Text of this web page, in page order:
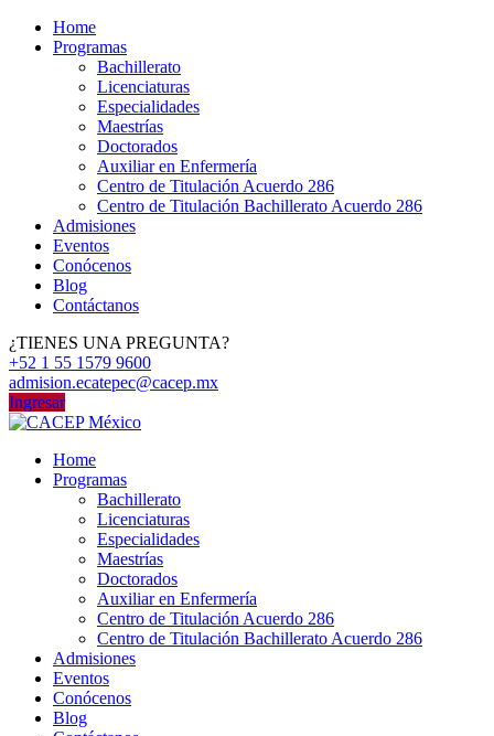
Home
Programas
Bachillerato
Licenciaturas
Especialidades
Maestrías
Doctorados
Auxiliar en Enfermería
Centro de Titulación Acuerdo 286
Centro de Titulación Bachillerato Acuerdo 286
Admisiones
Eventos
Conócenos
Blog
Contáctanos
¿TIENES UNA PREGUNTA?
+52 1 55 1579 9600
admision.ecatepec@cacep.mx
Ingresar
Home
Programas
Bachillerato
Licenciaturas
Especialidades
Maestrías
Doctorados
Auxiliar en Enfermería
Centro de Titulación Acuerdo 286
Centro de Titulación Bachillerato Acuerdo 286
Admisiones
Eventos
Conócenos
Blog